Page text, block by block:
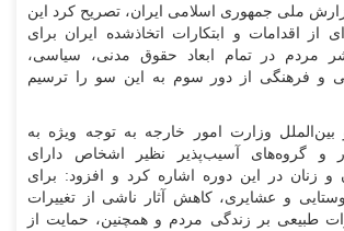
ملی جمهوری اسلامی ایران، تصریح کرد این
از اقدامات و ابتکارات اتخاذشده ایران برای
مردم در تمام ابعاد حقوق مدنی، سیاسی،
و فرهنگی از دور سوم به این سو را ترسیم
وزارت امور خارجه به توجه ویژه به
و گروه‌های آسیب‌پذیر نظیر اشخاص دارای
و زنان در این دوره اشاره کرد و افزود: برای
و عشایری، کاهش آثار ناشی از تغییرات
طبیعی بر زندگی مردم و همچنین، حمایت از